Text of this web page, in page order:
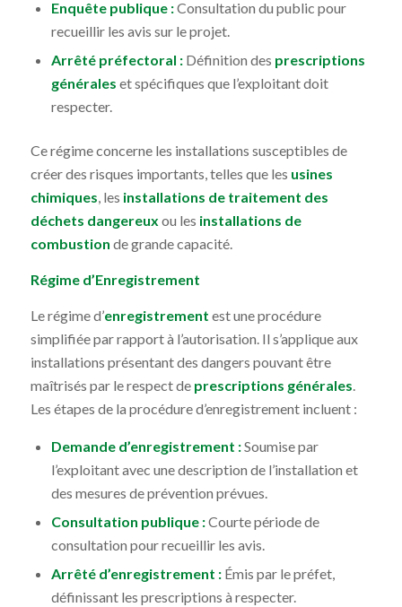
Enquête publique :Consultation du public pour
recueillir les avis sur le projet.
Arrêté préfectoral :Définition des prescriptions
générales et spécifiques que l’exploitant doit
respecter.
Ce régime concerne les installations susceptibles de
créer des risques importants, telles que les usines
chimiques, les installations de traitement des
déchets dangereux ou les installations de
combustion de grande capacité.
Régime d’Enregistrement
Le régime d’enregistrement est une procédure
simplifiée par rapport à l’autorisation. Il s’applique aux
installations présentant des dangers pouvant être
maîtrisés par le respect de prescriptions générales
Les étapes de la procédure d’enregistrement incluent :
Demande d’enregistrement :Soumise par
l’exploitant avec une description de l’installation et
des mesures de prévention prévues.
Consultation publique :Courte période de
consultation pour recueillir les avis.
Arrêté d’enregistrement :Émis par le préfet,
définissant les prescriptions à respecter.